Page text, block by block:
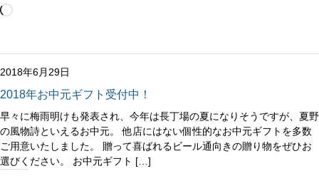
読
み
中…
2018年6月29日
2018年お中元ギフト受付中！
早々に梅雨明けも発表され、今年は長丁場の夏になりそうですが、夏野
の風物詩といえるお中元。 他店にはない個性的なお中元ギフトを多数
ご用意いたしました。 贈って喜ばれるビール通向きの贈り物をぜひお
選びください。 お中元ギフト […]